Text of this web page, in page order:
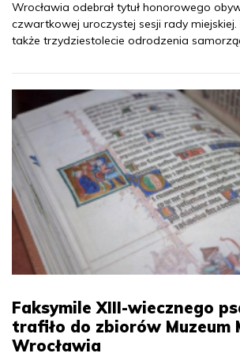
Wrocławia odebrał tytuł honorowego
czwartkowej uroczystej sesji rady
także trzydziestolecie odrodzenia
Faksymile XIII-wiecznego
trafiło do zbiorów Muzeum
Wrocławia